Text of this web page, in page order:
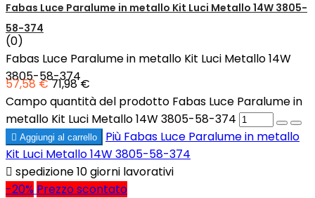
Fabas Luce Paralume in metallo Kit Luci Metallo 14W 3805-
58-374
(0)
Fabas Luce Paralume in metallo Kit Luci Metallo 14W
3805-58-374
57,58 €71,98 €
Campo quantità del prodotto Fabas Luce Paralume in
metallo Kit Luci Metallo 14W 3805-58-374
 Aggiungi al carrello Più Fabas Luce Paralume in metallo
Kit Luci Metallo 14W 3805-58-374
 spedizione 10 giorni lavorativi
-20% Prezzo scontato